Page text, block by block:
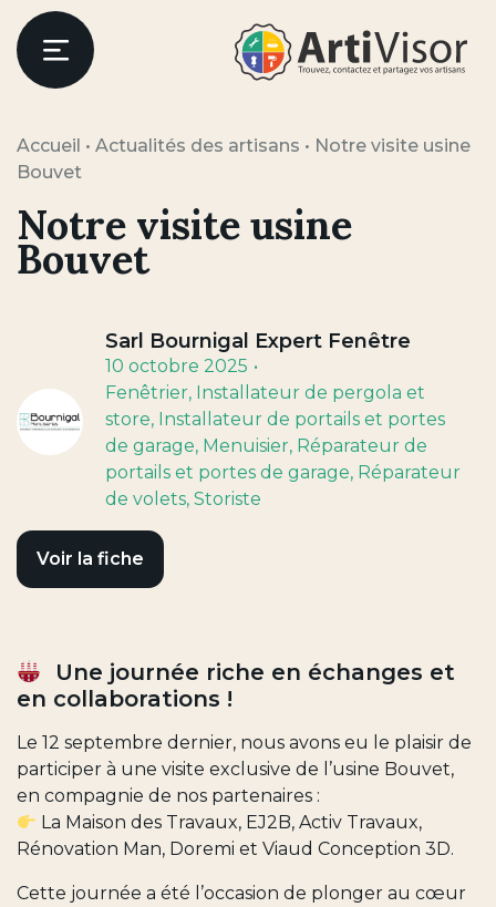
Accueil • Actualités des artisans • Notre visite usine
Bouvet
Notre visite usine
Bouvet
Sarl Bournigal Expert Fenêtre
10 octobre 2025
Fenêtrier, Installateur de pergola et
store, Installateur de portails et portes
de garage, Menuisier, Réparateur de
portails et portes de garage, Réparateur
de volets, Storiste
Voir la fiche
Une journée riche en échanges et
en collaborations !
Le 12 septembre dernier, nous avons eu le plaisir de
participer à une visite exclusive de l’usine Bouvet,
en compagnie de nos partenaires :
La Maison des Travaux, EJ2B, Activ Travaux,
Rénovation Man, Doremi et Viaud Conception 3D.
Cette journée a été l’occasion de plonger au cœur